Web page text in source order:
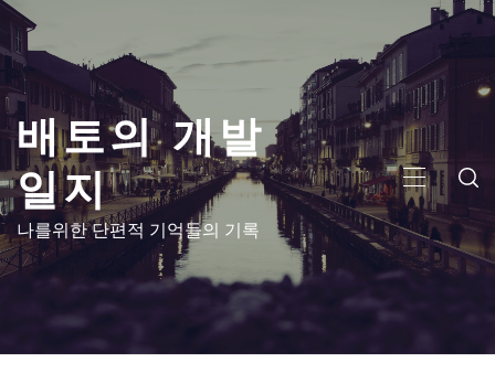
콘
츠
로
건
뛰
기
배토의 개발
일지
나를위한 단편적 기억들의 기록
주
메
뉴